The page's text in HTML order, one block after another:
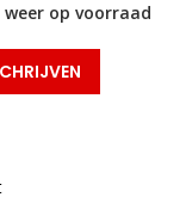
op voorraad